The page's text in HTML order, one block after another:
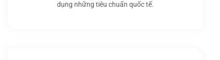
dụng những tiêu chuẩn quốc tế.